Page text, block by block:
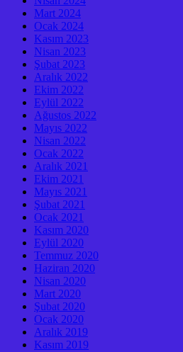
Mart 2024
Ocak 2024
Kasım 2023
Nisan 2023
Şubat 2023
Aralık 2022
Ekim 2022
Eylül 2022
Ağustos 2022
Mayıs 2022
Nisan 2022
Ocak 2022
Aralık 2021
Ekim 2021
Mayıs 2021
Şubat 2021
Ocak 2021
Kasım 2020
Eylül 2020
Temmuz 2020
Haziran 2020
Nisan 2020
Mart 2020
Şubat 2020
Ocak 2020
Aralık 2019
Kasım 2019